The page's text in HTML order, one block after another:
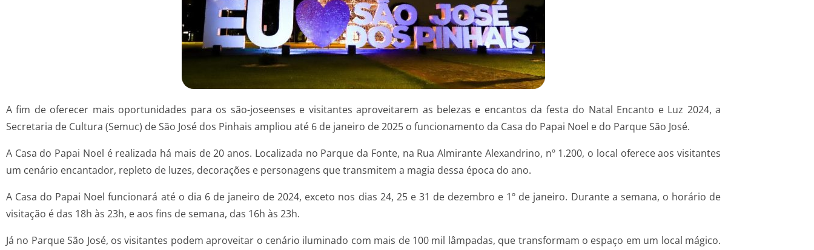
A fim de oferecer mais oportunidades para os são-joseenses e visitantes aproveitarem as belezas e encantos da festa do Natal Encanto e Luz 2024, a
Secretaria de Cultura (Semuc) de São José dos Pinhais ampliou até 6 de janeiro de 2025 o funcionamento da Casa do Papai Noel e do Parque São José.
A Casa do Papai Noel é realizada há mais de 20 anos. Localizada no Parque da Fonte, na Rua Almirante Alexandrino, nº 1.200, o local oferece aos visitantes
um cenário encantador, repleto de luzes, decorações e personagens que transmitem a magia dessa época do ano.
A Casa do Papai Noel funcionará até o dia 6 de janeiro de 2024, exceto nos dias 24, 25 e 31 de dezembro e 1º de janeiro. Durante a semana, o horário de
visitação é das 18h às 23h, e aos fins de semana, das 16h às 23h.
Já no Parque São José, os visitantes podem aproveitar o cenário iluminado com mais de 100 mil lâmpadas, que transformam o espaço em um local mágico.